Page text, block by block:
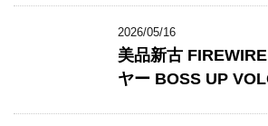
2026/05/16
美品新古
ヤー BOSS UP